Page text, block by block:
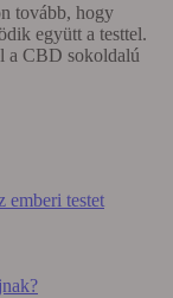
tovább, hogy
együtt a testtel.
a CBD sokoldalú
emberi testet